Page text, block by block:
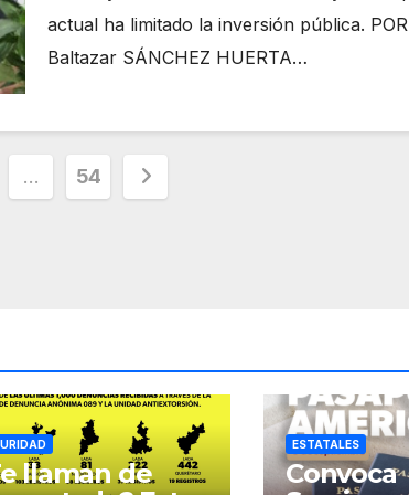
actual ha limitado la inversión pública. POR
Baltazar SÁNCHEZ HUERTA…
… 54
llaman de
ESTATALES
Convoca